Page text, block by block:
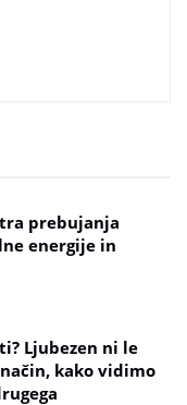
prebujanja
energije in
Ljubezen ni le
kako vidimo